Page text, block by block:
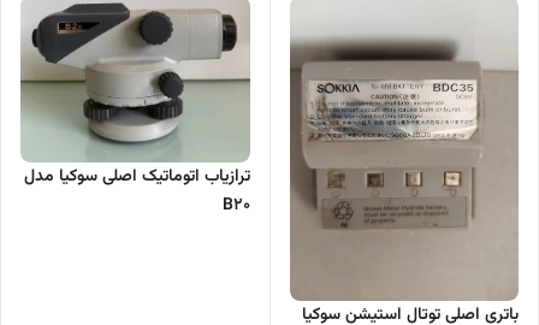
باتری اصلی توتال استیشن سوکیا
ترازیاب اتوماتیک اصلی سوکیا مدل
B20